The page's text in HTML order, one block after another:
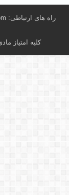
راه های ارتباطی: eroozname@gmail.com تلفن پشتیبانی:09125045978
کلیه امتیاز